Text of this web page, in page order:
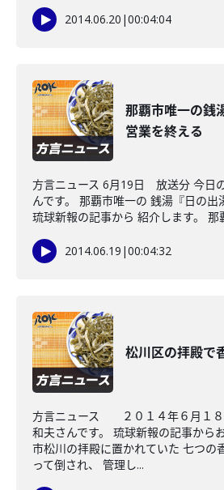
2014.06.20 |00:04:04
那覇市唯一の銭
営業を終える
方言ニュース 6月19日 放送分 今日
んです。 那覇市唯一の 銭湯『日の
琉球新報の記事から 紹介します。 那
2014.06.19 |00:04:32
松川区の拝殿で
方言ニュース ２０１４年６月１８
和夫さんです。 琉球新報の記事から
市松川の拝殿に置かれていた 七つの
って倒され、 管理し...